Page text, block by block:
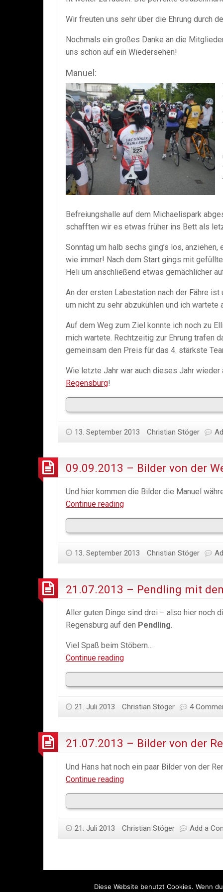
Wir freuten uns sehr über die Ehrung durch
Nochmals ein großes Danke an die
uns schon auf ein Wiedersehen!
Manuel:
Befreiungshalle auf dem Michaelispark
schafften wir es etwas früher ins Bett als
Sonntag um halb sechs ging’s los,
wie immer! Nach dem Start gings mit
Heli um anschließend etwas gemächlicher
An der ersten Labestation nach der Fähre
um nicht zu sehr abzukühlen und ich
Auf dem Weg zum Ziel konnte ich noch zu
mich wartete. Rechtzeitig zur Ehrung trafen
gemeinsam den Preis für das 4. stärkste
Wie letzte Jahr war auch dieses Jahr
Regensburg!
13. September 2013 Christian Stöger
09.09.2013 – Bilder von der
Und hier kommen die Bilder die Manuel
Continue reading09.09.2013
–
der
Tour
13. September 2013 Christian Stöger
21.07.2013 – Pendling mit
Aller guten Dinge sind drei – also hier noch
Regensburg auf den Pendling.
Viel Spaß beim Stöbern…
Continue reading21.07.2013
–
dem
21. Juli 2013 Christian Stöger 4
21.07.2013 – Bilder von der
Und Hans hat noch ein paar Bilder von der
Continue reading21.07.2013
der
21. Juli 2013 Christian Stöger Add a
Diese Website benutzt Cookies. Wenn